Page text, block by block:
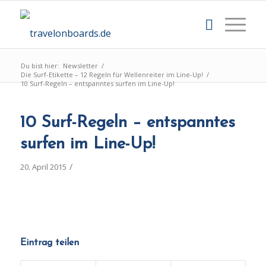
Du bist hier: Newsletter /
Die Surf-Etikette – 12 Regeln für Wellenreiter im Line-Up! /
10 Surf-Regeln – entspanntes surfen im Line-Up!
10 Surf-Regeln – entspanntes
surfen im Line-Up!
20. April 2015 /
Eintrag teilen